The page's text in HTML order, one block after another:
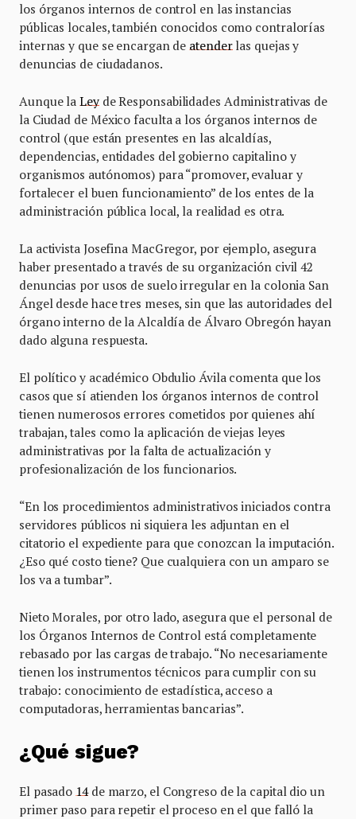
los órganos internos de control en las instancias
públicas locales, también conocidos como contralorías
internas y que se encargan deatenderlas quejas y
denuncias de ciudadanos.
Aunque laLeyde Responsabilidades Administrativas de
la Ciudad de México faculta a los órganos internos de
control (que están presentes en las alcaldías,
dependencias, entidades del gobierno capitalino y
organismos autónomos) para “promover, evaluar y
fortalecer el buen funcionamiento” de los entes de la
administración pública local, la realidad es otra.
La activista Josefina MacGregor, por ejemplo, asegura
haber presentado a través de su organización civil 42
denuncias por usos de suelo irregular en la colonia San
Ángel desde hace tres meses, sin que las autoridades del
órgano interno de la Alcaldía de Álvaro Obregón hayan
dado alguna respuesta.
El político y académico Obdulio Ávila comenta que los
casos que sí atienden los órganos internos de control
tienen numerosos errores cometidos por quienes ahí
trabajan, tales como la aplicación de viejas leyes
administrativas por la falta de actualización y
profesionalización de los funcionarios.
“En los procedimientos administrativos iniciados contra
servidores públicos ni siquiera les adjuntan en el
citatorio el expediente para que conozcan la imputación.
¿Eso qué costo tiene? Que cualquiera con un amparo se
los va a tumbar”.
Nieto Morales, por otro lado, asegura que el personal de
los Órganos Internos de Control está completamente
rebasado por las cargas de trabajo. “No necesariamente
tienen los instrumentos técnicos para cumplir con su
trabajo: conocimiento de estadística, acceso a
computadoras, herramientas bancarias”.
¿Qué sigue?
El pasado14de marzo, el Congreso de la capital dio un
primer paso para repetir el proceso en el que falló la